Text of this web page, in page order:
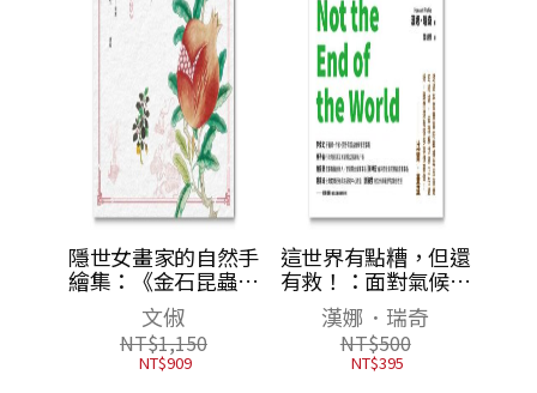
隱世女畫家的自然手
繪集：《金石昆蟲草
木狀》花果篇
文俶
NT$1,150
NT$909
這世界有點糟，但還
有救！：面對氣候變
遷、環境汙染、物種
滅絕，用數據打敗末
日宿命，從七個永續
關鍵點啟動「對地球
漢娜．瑞奇
NT$500
NT$395